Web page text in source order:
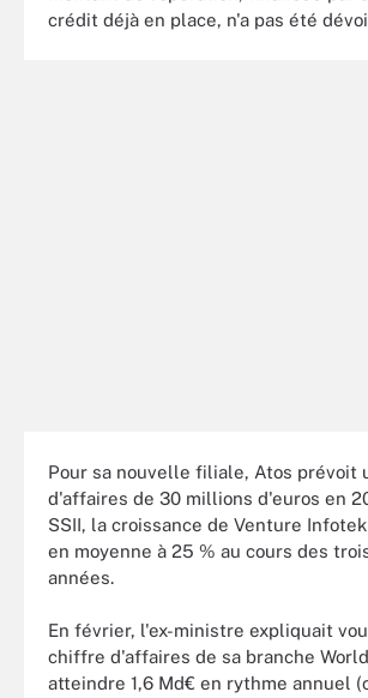
crédit déjà en place, n'a pas été
Pour sa nouvelle filiale, Atos prévoit
d'affaires de 30 millions d'euros en
SSII, la croissance de Venture
en moyenne à 25 % au cours des
années.
En février, l'ex-ministre expliquait
chiffre d'affaires de sa branche
atteindre 1,6 Md€ en rythme annuel